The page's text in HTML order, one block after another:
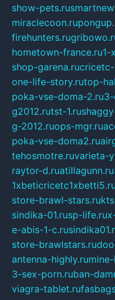
show-pets.ru
miraclecoon.ru
firehunters.ru
hometown-france.ru1-
shop-garena.ru
one-life-story.rutop-
poka-vse-doma-2.ru
g2012.rutst-1.ru
g-2012.ruops-mgr.ru
poka-vse-doma2.ru
tehosmotre.ruvarieta-
raytor-d.ruatillagunn.ru
1xbeticricetc1xbetti5.ru
store-brawl-stars.ru
sindika-01.rusp-life.ru
e-abis-1-c.ru
store-brawlstars.ru
antenna-highly.ru
3-sex-porn.ruban-
viagra-tablet.ru